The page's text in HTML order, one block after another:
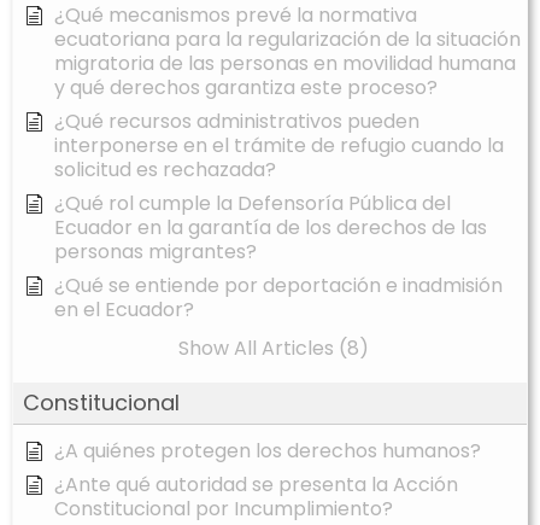
¿Qué mecanismos prevé la normativa
ecuatoriana para la regularización de la situación
migratoria de las personas en movilidad humana
y qué derechos garantiza este proceso?
¿Qué recursos administrativos pueden
interponerse en el trámite de refugio cuando la
solicitud es rechazada?
¿Qué rol cumple la Defensoría Pública del
Ecuador en la garantía de los derechos de las
personas migrantes?
¿Qué se entiende por deportación e inadmisión
en el Ecuador?
Show All Articles (8)
Constitucional
¿A quiénes protegen los derechos humanos?
¿Ante qué autoridad se presenta la Acción
Constitucional por Incumplimiento?